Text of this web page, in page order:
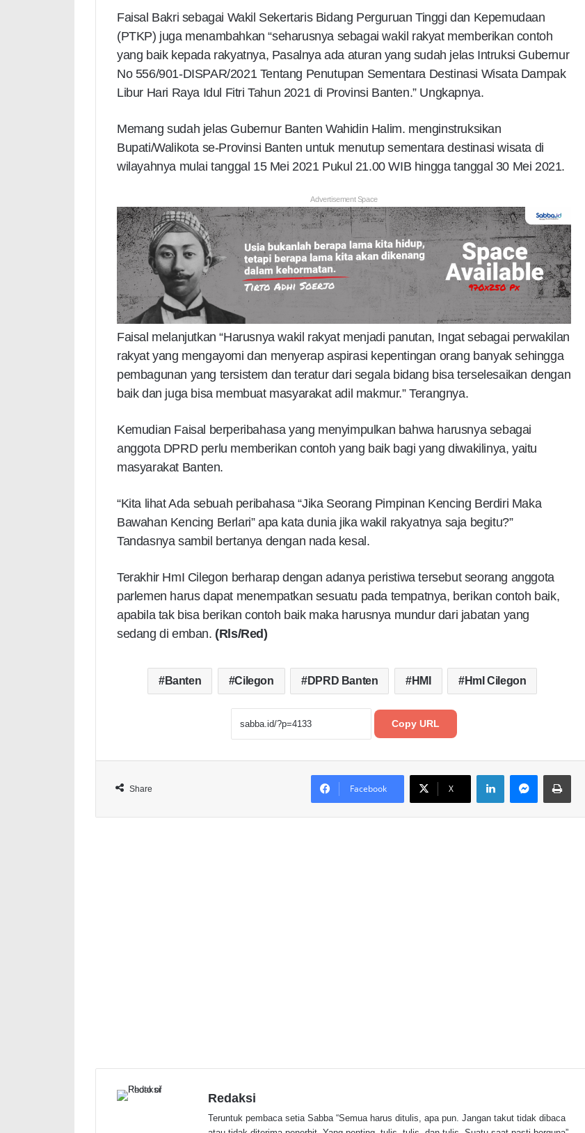
Faisal Bakri sebagai Wakil Sekertaris Bidang Perguruan Tinggi dan Kepemudaan
(PTKP) juga menambahkan “seharusnya sebagai wakil rakyat memberikan contoh
yang baik kepada rakyatnya, Pasalnya ada aturan yang sudah jelas Intruksi Gubernur
No 556/901-DISPAR/2021 Tentang Penutupan Sementara Destinasi Wisata Dampak
Libur Hari Raya Idul Fitri Tahun 2021 di Provinsi Banten.” Ungkapnya.
Memang sudah jelas Gubernur Banten Wahidin Halim. menginstruksikan
Bupati/Walikota se-Provinsi Banten untuk menutup sementara destinasi wisata di
wilayahnya mulai tanggal 15 Mei 2021 Pukul 21.00 WIB hingga tanggal 30 Mei 2021.
Advertisement Space
Faisal melanjutkan “Harusnya wakil rakyat menjadi panutan, Ingat sebagai perwakilan
rakyat yang mengayomi dan menyerap aspirasi kepentingan orang banyak sehingga
pembagunan yang tersistem dan teratur dari segala bidang bisa terselesaikan dengan
baik dan juga bisa membuat masyarakat adil makmur.” Terangnya.
Kemudian Faisal berperibahasa yang menyimpulkan bahwa harusnya sebagai
anggota DPRD perlu memberikan contoh yang baik bagi yang diwakilinya, yaitu
masyarakat Banten.
“Kita lihat Ada sebuah peribahasa “Jika Seorang Pimpinan Kencing Berdiri Maka
Bawahan Kencing Berlari” apa kata dunia jika wakil rakyatnya saja begitu?”
Tandasnya sambil bertanya dengan nada kesal.
Terakhir HmI Cilegon berharap dengan adanya peristiwa tersebut seorang anggota
parlemen harus dapat menempatkan sesuatu pada tempatnya, berikan contoh baik,
apabila tak bisa berikan contoh baik maka harusnya mundur dari jabatan yang
sedang di emban. (Rls/Red)
Banten Cilegon DPRD Banten HMI HmI Cilegon
Copy URL
Share Facebook X
LinkedInMessengerPrint
Redaksi
Teruntuk pembaca setia Sabba “Semua harus ditulis, apa pun. Jangan takut tidak dibaca